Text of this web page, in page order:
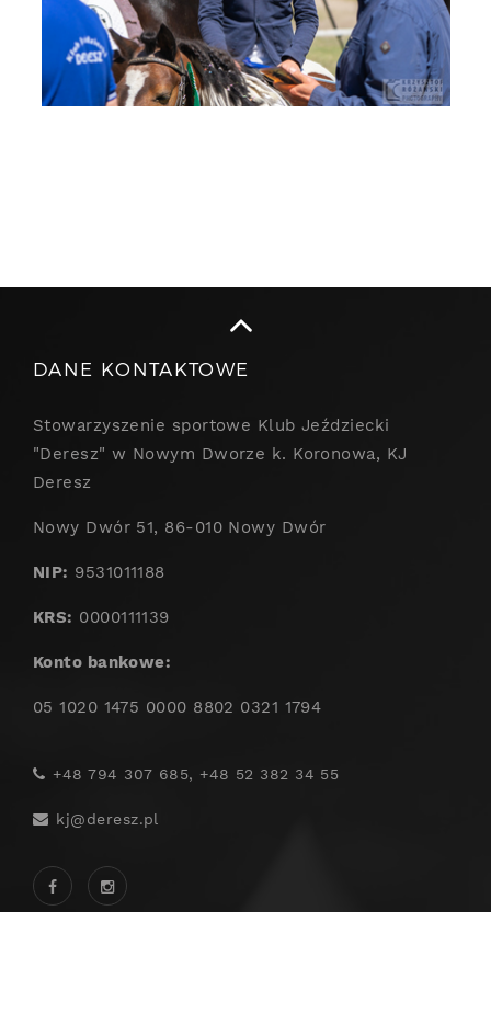
DANE KONTAKTOWE
Stowarzyszenie sportowe Klub Jeździecki
"Deresz" w Nowym Dworze k. Koronowa, KJ
Deresz
Nowy Dwór 51, 86-010 Nowy Dwór
NIP: 9531011188
KRS: 0000111139
Konto bankowe:
05 1020 1475 0000 8802 0321 1794
+48 794 307 685, +48 52 382 34 55
kj@deresz.pl